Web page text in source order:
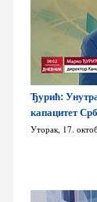
Ђурић:
капацитет
Уторак, 17.